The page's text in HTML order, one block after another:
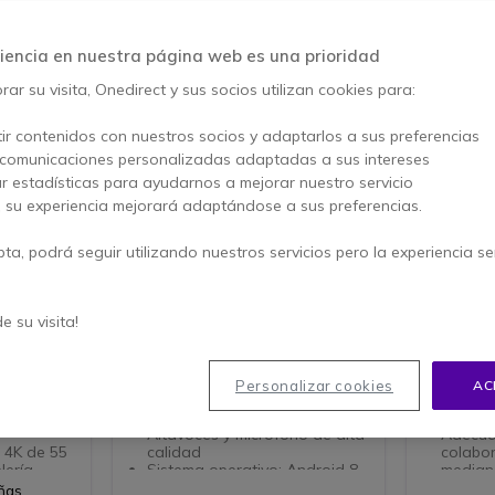
salas
de 55
Pantalla de 32'' de alta
resolución
Altavoces y micrófono de alta
calidad
Sistema operativo: Android 8
La
para
naturales
en la
en nuestra página web es una prioridad
su visita, Onedirect y sus socios utilizan cookies para:
contenidos con nuestros socios y adaptarlos a sus preferencias
personalizadas adaptadas a sus intereses
estadísticas para ayudarnos a mejorar nuestro servicio
su experiencia mejorará adaptándose a sus preferencias.
podrá seguir utilizando nuestros servicios pero la experiencia
su visita!
Personalizar cookies